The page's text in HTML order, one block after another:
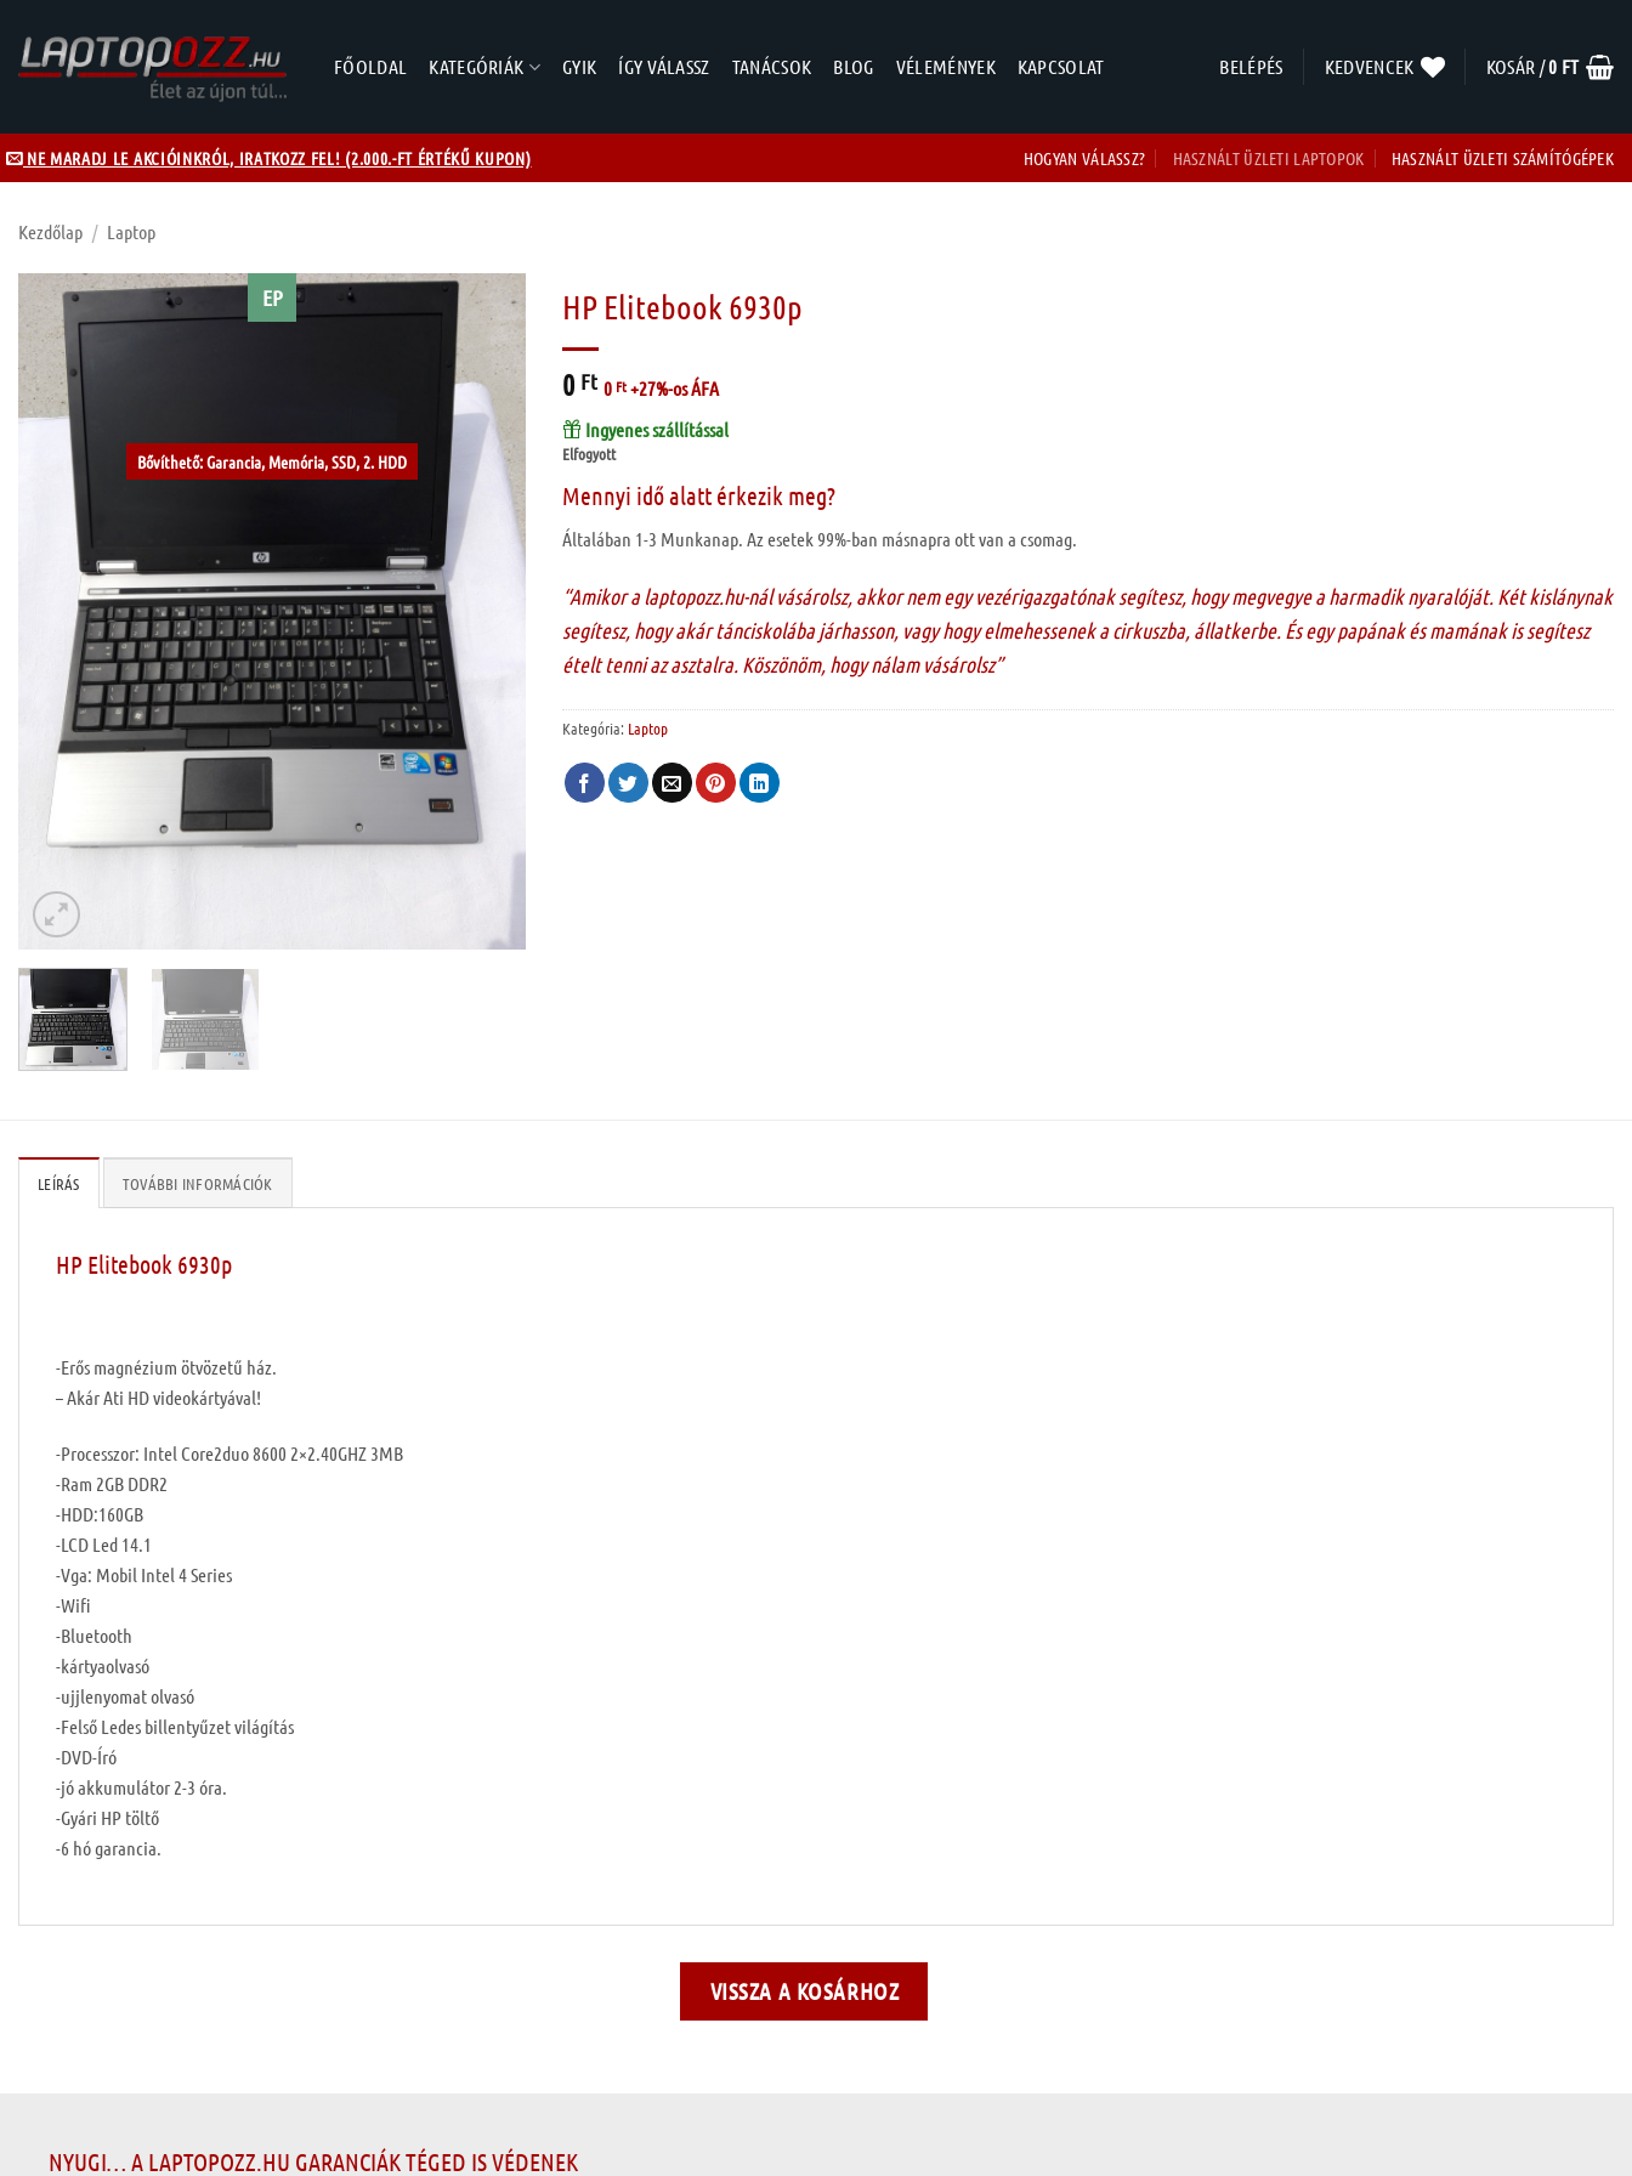
content
FŐOLDAL KATEGÓRIÁK GYIK ÍGY VÁLASSZ TANÁCSOK BLOG VÉLEMÉNYEK KAPCSOLAT BELÉPÉS KEDVENCEK KOSÁR /0 FT
NE MARADJ LE AKCIÓINKRÓL, IRATKOZZ FEL! (2.000.-FT ÉRTÉKŰ KUPON) HOGYAN VÁLASSZ? HASZNÁLT ÜZLETI LAPTOPOK HASZNÁLT ÜZLETI SZÁMÍTÓGÉPEK
Kezdőlap / Laptop
EP
Bővíthető: Garancia, Memória, SSD, 2. HDD
Kívánságlistához
HP Elitebook 6930p
0 Ft 0 Ft+27%-os ÁFA
Ingyenes szállítással
Elfogyott
Mennyi idő alatt érkezik meg?
Általában 1-3 Munkanap. Az esetek 99%-ban másnapra ott van a csomag.
“Amikor a laptopozz.hu-nál vásárolsz, akkor nem egy vezérigazgatónak segítesz, hogy megvegye a harmadik nyaralóját. Két kislánynak
segítesz, hogy akár tánciskolába járhasson, vagy hogy elmehessenek a cirkuszba, állatkerbe. És egy papának és mamának is segítesz
ételt tenni az asztalra. Köszönöm, hogy nálam vásárolsz”
Kategória: Laptop
LEÍRÁS TOVÁBBI INFORMÁCIÓK
HP Elitebook 6930p
-Erős magnézium ötvözetű ház.
– Akár Ati HD videokártyával!
-Processzor: Intel Core2duo 8600 2×2.40GHZ 3MB
-Ram 2GB DDR2
-HDD:160GB
-LCD Led 14.1
-Vga: Mobil Intel 4 Series
-Wifi
-Bluetooth
-kártyaolvasó
-ujjlenyomat olvasó
-Felső Ledes billentyűzet világítás
-DVD-Író
-jó akkumulátor 2-3 óra.
-Gyári HP töltő
-6 hó garancia.
VISSZA A KOSÁRHOZ
NYUGI… A LAPTOPOZZ.HU GARANCIÁK TÉGED IS VÉDENEK